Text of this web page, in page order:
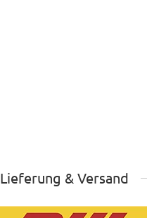
Lieferung & Versand